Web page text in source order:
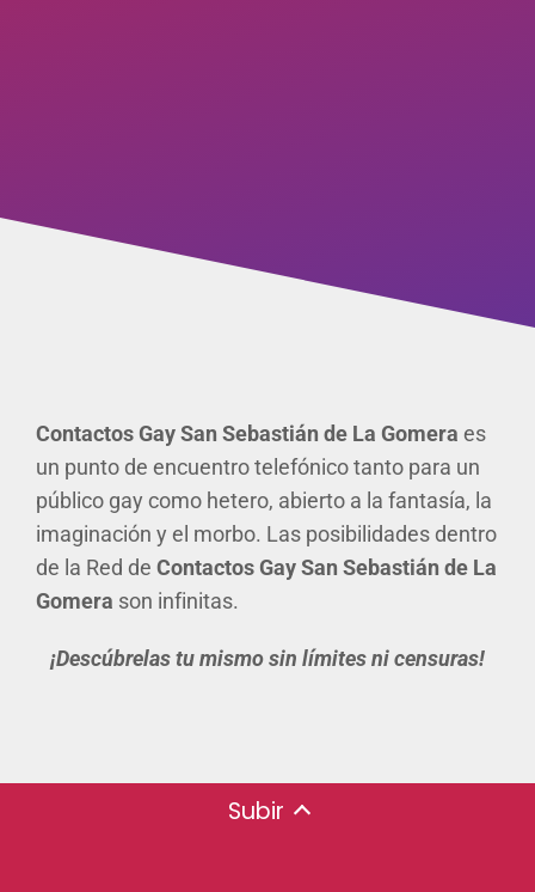
Contactos Gay San Sebastián de La Gomera es
un punto de encuentro telefónico tanto para un
público gay como hetero, abierto a la fantasía, la
imaginación y el morbo. Las posibilidades dentro
de la Red de Contactos Gay San Sebastián de La
Gomera son infinitas.
¡Descúbrelas tu mismo sin límites ni censuras!
Subir